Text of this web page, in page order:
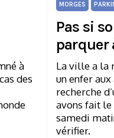
à
des
MORGES
Pas si
parquer
La ville a la
un enfer
recherche
avons fait le
samedi
vérifier.